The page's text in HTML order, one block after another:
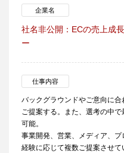
企業名
社名非公開：ECの売上成
ー
仕事内容
バックグラウンドやご意向に
ご提案する。また、選考の中
可能。
事業開発、営業、メディア、
経験に応じて複数ご提案させて